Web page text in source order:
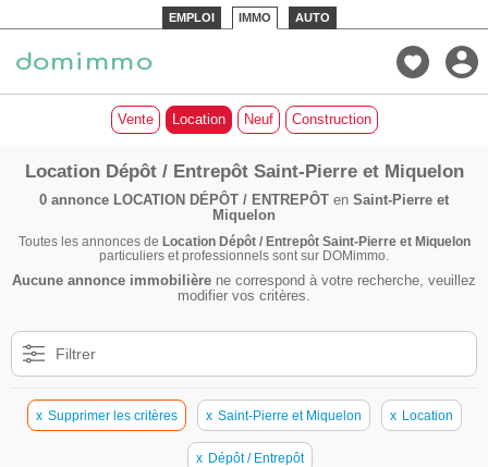
EMPLOI IMMO AUTO
Vente Location Neuf Construction
Location Dépôt / Entrepôt Saint-Pierre et Miquelon
0 annonce LOCATION DÉPÔT / ENTREPÔT en Saint-Pierre et
Miquelon
Toutes les annonces de Location Dépôt / Entrepôt Saint-Pierre et Miquelon
particuliers et professionnels sont sur DOMimmo.
Aucune annonce immobilière ne correspond à votre recherche, veuillez
modifier vos critères.
Filtrer
x Supprimer les critères x Saint-Pierre et Miquelon x Location
x Dépôt / Entrepôt